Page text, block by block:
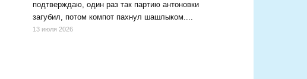
подтверждаю, один раз так партию антоновки
загубил, потом компот пахнул шашлыком....
13 июля 2026